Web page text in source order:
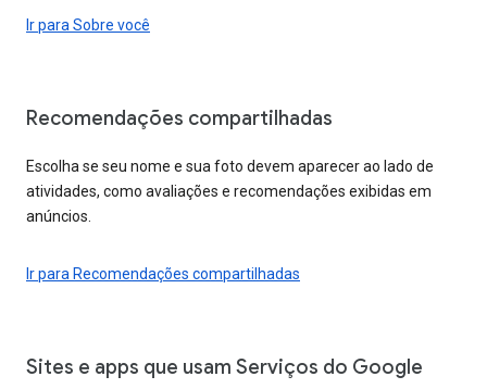
Ir para Sobre você
Recomendações compartilhadas
Escolha se seu nome e sua foto devem aparecer ao lado de
atividades, como avaliações e recomendações exibidas em
anúncios.
Ir para Recomendações compartilhadas
Sites e apps que usam Serviços do Google